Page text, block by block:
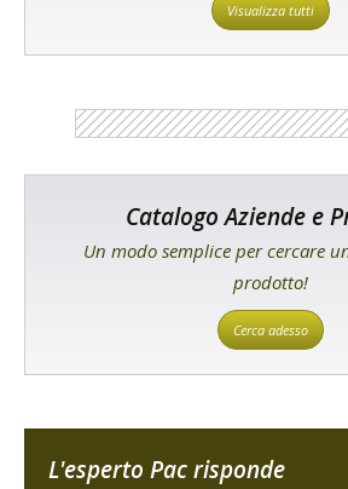
Visualizza tutti
Catalogo Aziende e
Un modo semplice per cercare
prodotto!
Cerca adesso
L'esperto Pac risponde